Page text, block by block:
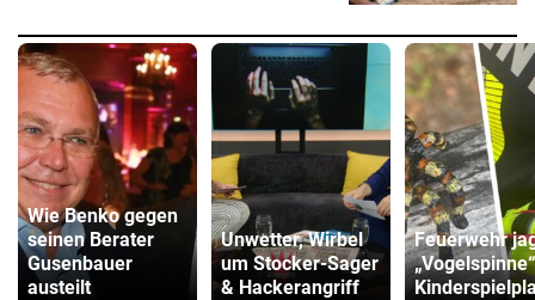
Wie Benko gegen
seinen Berater
Gusenbauer
austeilt
Unwetter, Wirbel
um Stocker-Sager
& Hackerangriff
Feuerwehr